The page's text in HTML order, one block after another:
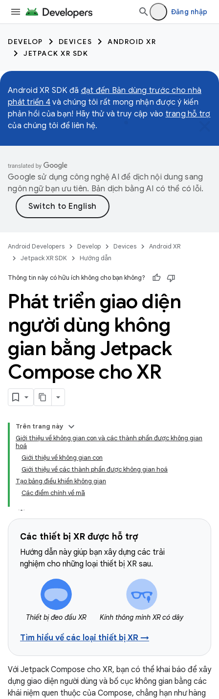
Đăng nhập
DEVELOP DEVICES
ANDROID XR
JETPACK XR SDK
Android XR SDK đã đạt đến Bản dùng trước cho nhà
phát triển 4 và chúng tôi rất mong nhận được ý kiến
phản hồi của bạn! Hãy thử và truy cập vào trang hỗ trợ
của chúng tôi để liên hệ.
Google sử dụng công nghệ AI để dịch nội dung sang
ngôn ngữ bạn ưu tiên. Bản dịch bằng AI có thể có lỗi.
Android Developers Develop Devices
Android XR
Jetpack XR SDK
Hướng dẫn
Thông tin này có hữu ích không cho bạn không?
Phát triển giao diện
người dùng không
gian bằng Jetpack
Compose cho XR
Trên trang này
Giới thiệu về không gian con và các thành phần được không gian
hoá
Giới thiệu về không gian con
Giới thiệu về các thành phần được không gian hoá
Tạo bảng điều khiển không gian
Các điểm chính về mã
Các thiết bị XR được hỗ trợ
Hướng dẫn này giúp bạn xây dựng các trải
nghiệm cho những loại thiết bị XR sau.
Thiết bị đeo đầu XR Kính thông minh XR có dây
Tìm hiểu về các loại thiết bị XR →
Với Jetpack Compose cho XR, bạn có thể khai báo để xây
dựng giao diện người dùng và bố cục không gian bằng các
khái niệm quen thuộc của Compose, chẳng hạn như hàng